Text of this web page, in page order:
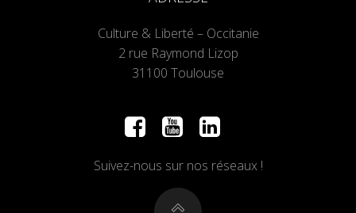
Culture & Liberté – Occitanie
2 rue Raymond Lizop
31100 Toulouse
Suivez-nous sur nos réseaux !